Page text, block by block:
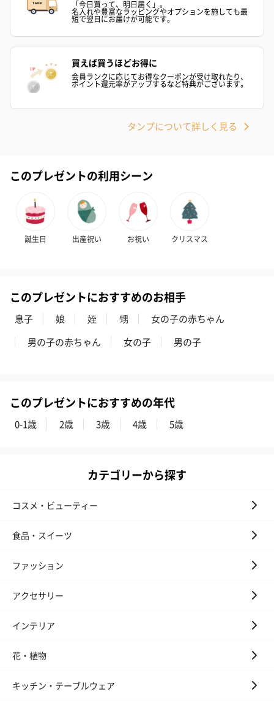
「今日買って、明日届く」。
名入れや豊富なラッピングやオプションを施しても最
短で翌日にお届けが可能です。
買えば買うほどお得に
会員ランクに応じてお得なクーポンが受け取れたり、
ポイント還元率がアップするなど特典がございます。
タンプについて詳しく見る
このプレゼントの利用シーン
誕生日 出産祝い お祝い クリスマス
このプレゼントにおすすめのお相手
息子 娘 姪 甥
女の子の赤ちゃん
男の子の赤ちゃん
女の子 男の子
このプレゼントにおすすめの年代
0-1歳 2歳 3歳 4歳 5歳
カテゴリーから探す
コスメ・ビューティー
食品・スイーツ
ファッション
アクセサリー
インテリア
花・植物
キッチン・テーブルウェア